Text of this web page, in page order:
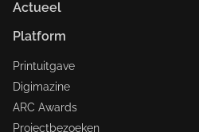
Actueel
Platform
Printuitgave
Digimazine
ARC Awards
Projectbezoeken